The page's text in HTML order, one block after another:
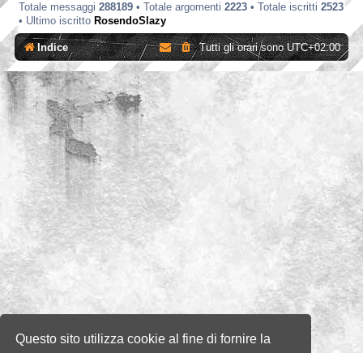
Questo sito utilizza cookie al fine di fornire la
Totale messaggi 288189 • Totale argomenti 2223 • Totale iscritti 2523
• Ultimo iscritto RosendoSlazy
Indice Tutti gli orari sonoUTC+02:00